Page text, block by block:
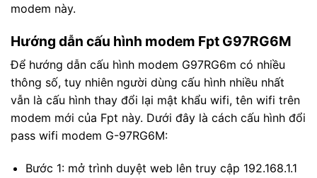
modem này.
Hướng dẫn cấu hình modem Fpt G97RG6M
Để hướng dẫn cấu hình modem G97RG6m có nhiều
thông số, tuy nhiên người dùng cấu hình nhiều nhất
vẫn là cấu hình thay đổi lại mật khẩu wifi, tên wifi trên
modem mới của Fpt này. Dưới đây là cách cấu hình đổi
pass wifi modem G-97RG6M:
Bước 1: mở trình duyệt web lên truy cập 192.168.1.1